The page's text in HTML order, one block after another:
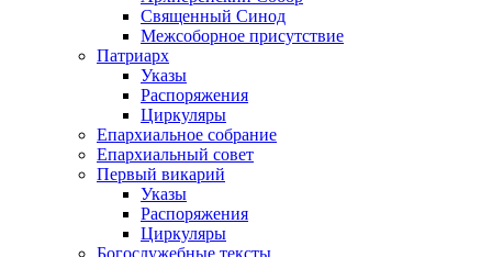
Священный Синод
Межсоборное присутствие
Патриарх
Указы
Распоряжения
Циркуляры
Епархиальное собрание
Епархиальный совет
Первый викарий
Указы
Распоряжения
Циркуляры
Богослужебные тексты